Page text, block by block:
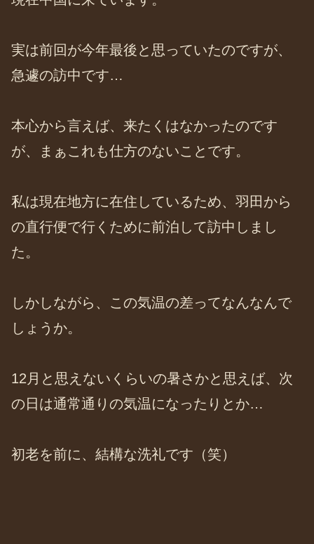
実は前回が今年最後と思っていたのですが、
急遽の訪中です…
本心から言えば、来たくはなかったのです
が、まぁこれも仕方のないことです。
私は現在地方に在住しているため、羽田から
の直行便で行くために前泊して訪中しまし
た。
しかしながら、この気温の差ってなんなんで
しょうか。
12月と思えないくらいの暑さかと思えば、次
の日は通常通りの気温になったりとか…
初老を前に、結構な洗礼です（笑）